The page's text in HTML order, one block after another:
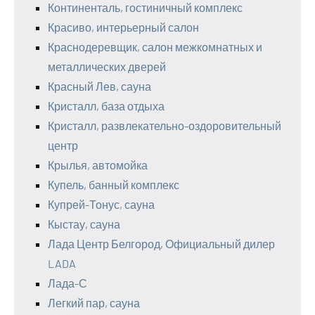
Континенталь, гостиничный комплекс
Красиво, интерьерный салон
Краснодеревщик, салон межкомнатных и
металлических дверей
Красный Лев, сауна
Кристалл, база отдыха
Кристалл, развлекательно-оздоровительный
центр
Крылья, автомойка
Купель, банный комплекс
Купрей-Тонус, сауна
Кыстау, сауна
Лада Центр Белгород, Официальный дилер
LADA
Лада-С
Легкий пар, сауна